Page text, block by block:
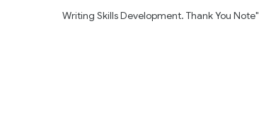
Writing Skills Development. Thank You Note"